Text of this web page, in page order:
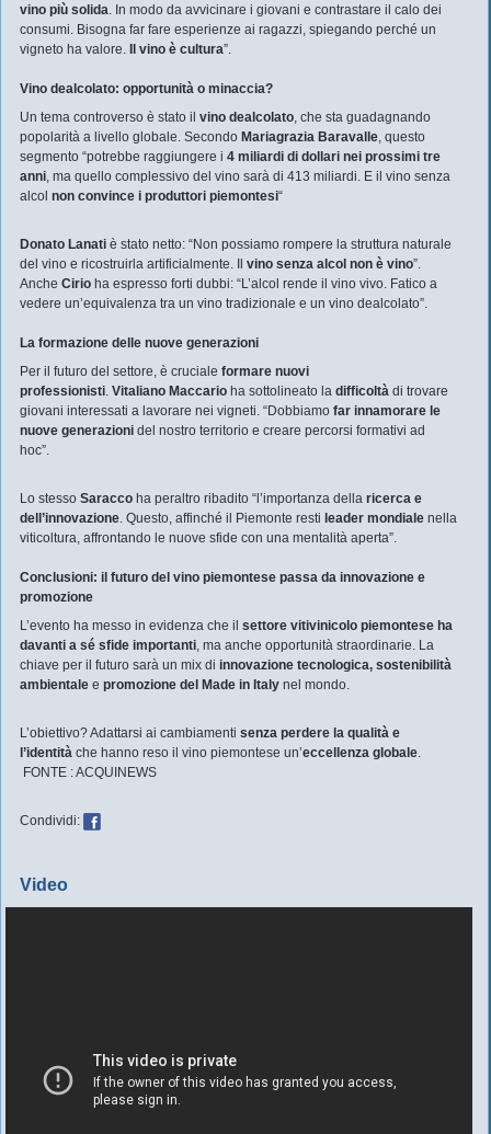
vino più solida. In modo da avvicinare i giovani e contrastare il calo dei
consumi. Bisogna far fare esperienze ai ragazzi, spiegando perché un
vigneto ha valore.
Il vino è cultura”.
Vino dealcolato: opportunità o minaccia?
Un tema controverso è stato il vino dealcolato, che sta guadagnando
popolarità a livello globale. Secondo Mariagrazia Baravalle, questo
segmento “potrebbe raggiungere i 4 miliardi di dollari nei prossimi tre
anni, ma quello complessivo del vino sarà di 413 miliardi. E il vino senza
alcol non convince i produttori piemontesi“
Donato Lanati è stato netto: “Non possiamo rompere la struttura naturale
del vino e ricostruirla artificialmente. Il vino senza alcol non è vino”.
Anche Cirio ha espresso forti dubbi: “L’alcol rende il vino vivo. Fatico a
vedere un’equivalenza tra un vino tradizionale e un vino dealcolato”.
La formazione delle nuove generazioni
Per il futuro del settore, è cruciale formare nuovi
professionisti. Vitaliano Maccario ha sottolineato la difficoltà di trovare
giovani interessati a lavorare nei vigneti. “Dobbiamo far innamorare le
nuove generazioni del nostro territorio e creare percorsi formativi ad
hoc”.
Lo stesso Saracco ha peraltro ribadito “l’importanza della ricerca e
dell’innovazione. Questo, affinché il Piemonte resti leader mondiale nella
viticoltura, affrontando le nuove sfide con una mentalità aperta”.
Conclusioni: il futuro del vino piemontese passa da innovazione e
promozione
L’evento ha messo in evidenza che il settore vitivinicolo piemontese ha
davanti a sé sfide importanti, ma anche opportunità straordinarie. La
chiave per il futuro sarà un mix di innovazione tecnologica, sostenibilità
ambientale e promozione del Made in Italy nel mondo.
L’obiettivo? Adattarsi ai cambiamenti senza perdere la qualità e
l’identità che hanno reso il vino piemontese un’eccellenza globale.
FONTE : ACQUINEWS
Condividi:
Video